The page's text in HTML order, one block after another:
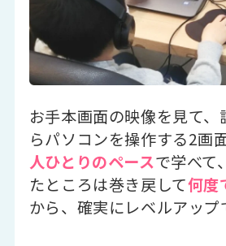
お手本画面の映像を見て
らパソコンを操作する2画
人ひとりのペースで学べて
たところは巻き戻して何度
から、確実にレベルアップ